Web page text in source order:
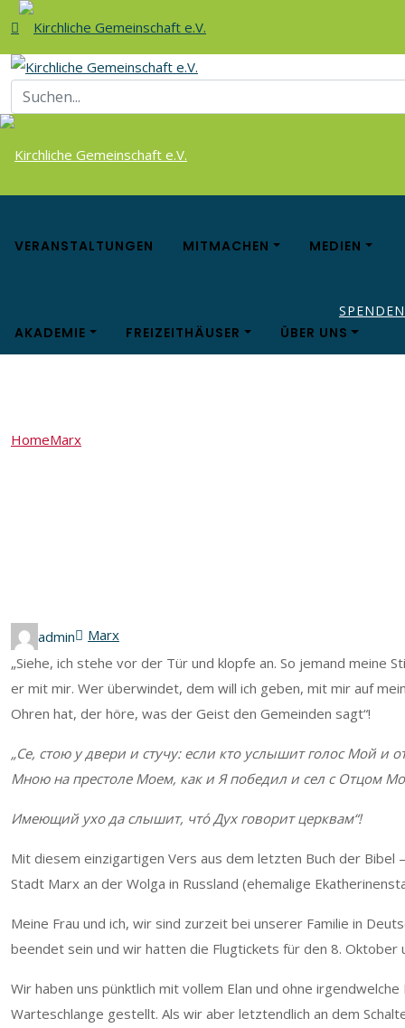
VERANSTALTUNGEN MITMACHEN MEDIEN
AKADEMIE FREIZEITHÄUSER ÜBER UNS
SPENDEN
HomeMarx
admin
Marx
„Siehe, ich stehe vor der Tür und klopfe an. So jemand meine
er mit mir. Wer überwindet, dem will ich geben, mit mir auf
Ohren hat, der höre, was der Geist den Gemeinden sagt“!
„Се, стою у двери и стучу: если кто услышит голос Мой и
Мною на престоле Моем, как и Я победил и сел с Отцом
Имеющий ухо да слышит, что́ Дух говорит церквам“!
Mit diesem einzigartigen Vers aus dem letzten Buch der
Stadt Marx an der Wolga in Russland (ehemalige
Meine Frau und ich, wir sind zurzeit bei unserer Familie in
beendet sein und wir hatten die Flugtickets für den 8.
Wir haben uns pünktlich mit vollem Elan und ohne
Warteschlange gestellt. Als wir aber letztendlich an dem